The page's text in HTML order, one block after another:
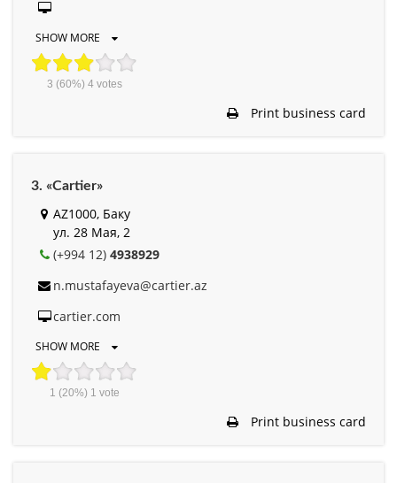
SHOW MORE
3 (60%) 4votes
Print business card
3. «Cartier»
AZ1000, Баку
ул. 28 Мая, 2
(+994 12) 4938929
n.mustafayeva@cartier.az
cartier.com
SHOW MORE
1 (20%) 1 vote
Print business card